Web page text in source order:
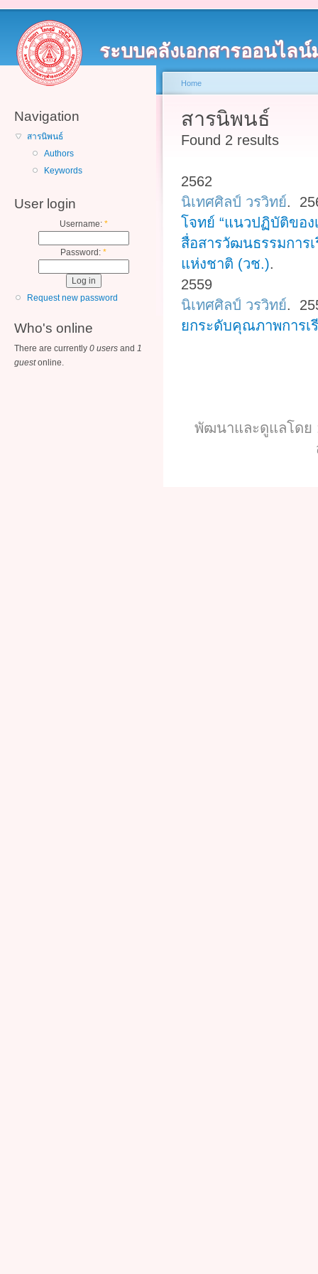
ระบบคลังเอกสารออนไล
Navigation
สารนิพนธ์
Authors
Keywords
User login
Username: *
Password: *
Request new password
Who's online
There are currently 0 users and 1
guestonline.
Home
สารนิพนธ์
Found 2 results
2562
นิเทศศิลป์ วรวิทย์.
โจทย์ “แนวปฏิบัติขอ
สื่อสารวัฒนธรรมการ
แห่งชาติ (วช.).
2559
นิเทศศิลป์ วรวิทย์.
ยกระดับคุณภาพการเ
พัฒนาและดูแลโดย